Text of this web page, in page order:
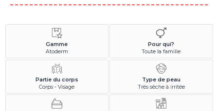
Gamme
Atoderm
Pour qui?
Toute la famille
Partie du corps
Corps - Visage
Type de peau
Très sèche à irritée